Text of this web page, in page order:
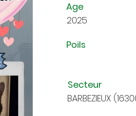
Age
2025
Poils
Secteur
BARBEZIEUX